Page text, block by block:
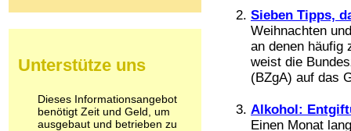
Sieben Tipps,
Weihnachten
an denen häufig
weist die
(BZgA) auf das
Alkohol:
Einen Monat
Pilze
Psychopharmaka
Schlafmittel
Schmerzmittel
Unterstütze uns
Dieses Informationsangebot
benötigt Zeit und Geld, um
ausgebaut und betrieben zu